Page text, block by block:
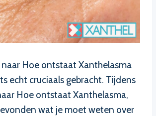
naar Hoe ontstaat Xanthelasma
echt cruciaals gebracht. Tijdens
Hoe ontstaat Xanthelasma,
wat je moet weten over